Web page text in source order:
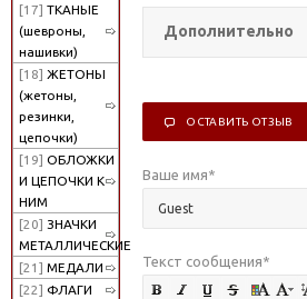
[17] ТКАНЫЕ
(шевроны,
нашивки)
[18] ЖЕТОНЫ
(жетоны,
резинки,
цепочки)
[19] ОБЛОЖКИ
И ЦЕПОЧКИ К
НИМ
[20] ЗНАЧКИ
МЕТАЛЛИЧЕСКИЕ
[21] МЕДАЛИ
[22] ФЛАГИ
Дополнительно
ОСТАВИТЬ ОТЗЫВ
Ваше имя*
Текст сообщения*